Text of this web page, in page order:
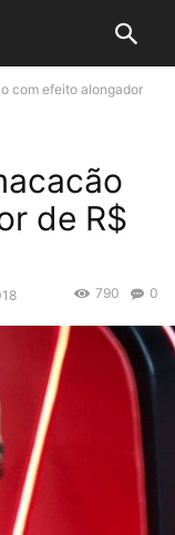
com efeito alongador
de R$
0
790